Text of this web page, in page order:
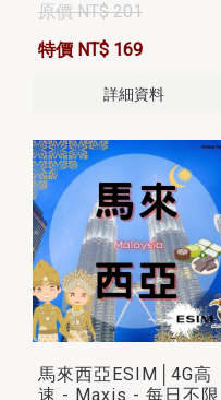
原價 NT$ 201
特價 NT$ 169
詳細資料
馬來西亞ESIM│4G高
速 - Maxis - 每日不限